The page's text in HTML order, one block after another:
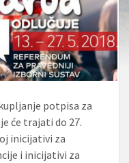
potpisa za
će trajati do 27.
inicijativi za
i inicijativi za